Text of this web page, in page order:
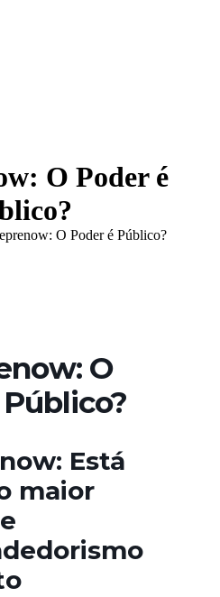
O Poder é
O Poder é Público?
O
Está
maior